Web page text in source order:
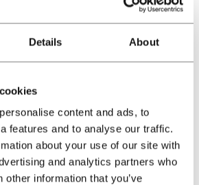
Details About
content and ads, to
features and to analyse our traffic.
about your use of our site with
and analytics partners who
other information that you’ve
y comportamientos para
ideales para enviar mensajes
asegurando que cada clic tenga un
mejorada
una experiencia más relevante y
ya que permite: